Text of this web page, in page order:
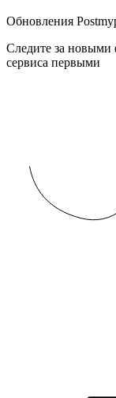
Обновления
Следите за новыми
сервиса первыми